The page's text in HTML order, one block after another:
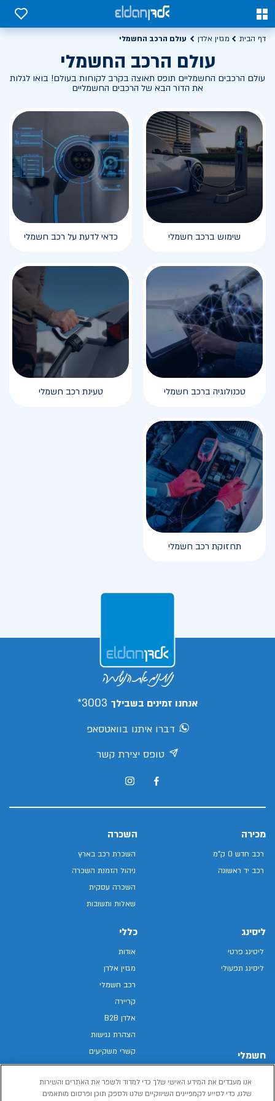
0
0
דף הבית מגזין אלדן עולם הרכב החשמלי
עולם הרכב החשמלי
עולם הרכבים החשמליים תופס תאוצה בקרב לקוחות בעולם! בואו לגלות
את הדור הבא של הרכבים החשמליים
שימוש ברכב חשמלי כדאי לדעת על רכב חשמלי
טכנולוגיה ברכב חשמלי טעינת רכב חשמלי
תחזוקת רכב חשמלי
אנחנו זמינים בשבילך 3003*
דברו איתנו בוואטסאפ
טופס יצירת קשר
מכירה
רכב חדש 0 ק"מ
רכב יד ראשונה
השכרה
השכרת רכב בארץ
ניהול הזמנת השכרה
השכרה עסקית
שאלות ותשובות
ליסינג
ליסינג פרטי
ליסינג תפעולי
חשמלי
רכב חשמלי
כללי
אודות
מגזין אלדן
רכב חשמלי
קריירה
אלדן B2B
הצהרת נגישות
קשרי משקיעים
מפת האתר
מדיניות פרטיות
אנו מעבדים את המידע האישי שלך כדי למדוד ולשפר את האתרים והשירות
שלנו, כדי לסייע לקמפיינים השיווקיים שלנו ולספק תוכן ופרסום מותאמים